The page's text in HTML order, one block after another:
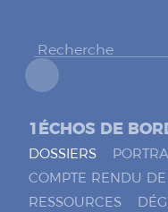
1ÉCHOS DE
DOSSIERS
COMPTE RENDU DE
RESSOURCES